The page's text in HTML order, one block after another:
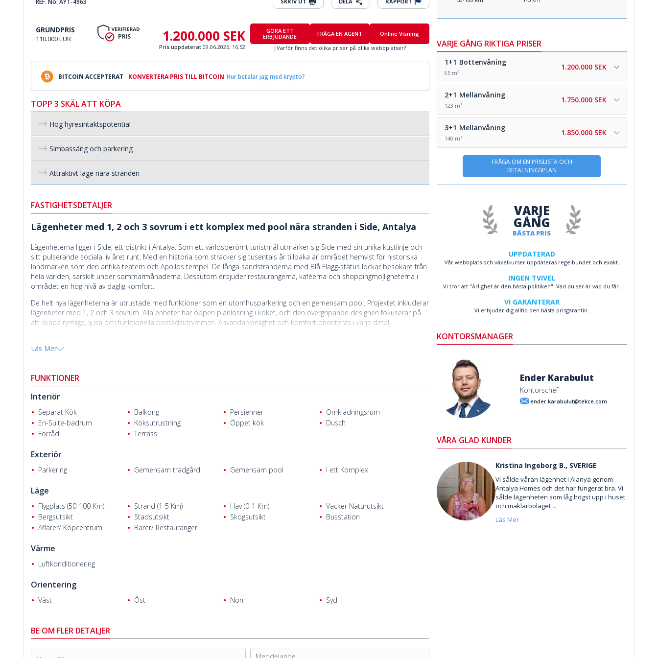
GRUNDPRIS
110.000 EUR 1.200.000 SEK
Pris uppdaterat 09.06.2026, 16.52
GÖRA ETT
ERBJUDANDE
FRÅGA EN AGENT
Online Visning
Varför finns det olika priser på olika webbplatser?
BITCOIN ACCEPTERAT KONVERTERA PRIS TILL BITCOIN Hur betalar jag med krypto?
VARJE GÅNG RIKTIGA PRISER
1+1 Bottenvåning
65 m²
1.200.000 SEK
2+1 Mellanvåning
123 m²
1.750.000 SEK
3+1 Mellanvåning
140 m²
1.850.000 SEK
FRÅGA OM EN PRISLISTA OCH
BETALNINGSPLAN
TOPP 3 SKÄL ATT KÖPA
Hög hyresintäktspotential
Simbassäng och parkering
Attraktivt läge nära stranden
FASTIGHETSDETALJER
Lägenheter med 1, 2 och 3 sovrum i ett komplex med pool nära stranden i Side, Antalya
Lägenheterna ligger i Side, ett distrikt i Antalya. Som ett världsberömt turistmål utmärker sig Side med sin unika kustlinje och
sitt pulserande sociala liv året runt. Med en historia som sträcker sig tusentals år tillbaka är området hemvist för historiska
landmärken som den antika teatern och Apollos tempel. De långa sandstränderna med Blå Flagg-status lockar besökare från
hela världen, särskilt under sommarmånaderna. Dessutom erbjuder restaurangerna, kaféerna och shoppingmöjligheterna i
området en hög nivå av daglig komfort.
De helt nya lägenheterna är utrustade med funktioner som en utomhusparkering och en gemensam pool. Projektet inkluderar
lägenheter med 1, 2 och 3 sovrum. Alla enheter har öppen planlösning i köket, och den övergripande designen fokuserar på
att skapa rymliga, ljusa och funktionella bostadsutrymmen. Användarvänlighet och komfort prioriteras i varje detalj.
tanke på den höga hyresefterfrågan i området. Dessutom är projektet också ett attraktivt val för livsstilsköpare tack vare den
Lägenheterna till salu i Side, Antalya
banker, sjukhus och apotek. De gyllene sandstränderna med blå flagg i regionen kan också nås på kort tid. Dessutom ligger
Sides antika stad 3 km bort, Manavgats centrum ligger 5,2 km och Antalyas internationella flygplats ligger 61 km bort.
Läs Mer
FUNKTIONER
Interiör
Separat Kök Balkong Persienner
Omklädningsrum
En-Suite-badrum
Köksutrustning Öppet kök
Dusch
Förråd
Terrass
Exteriör
Parkering Gemensam trädgård Gemensam pool I ett Komplex
Läge
Flygplats (50-100 Km) Strand (1-5 Km) Hav (0-1 Km)
Vacker Naturutsikt
Bergsutsikt
Stadsutsikt Skogsutsikt
Busstation
Affärer/ Köpcentrum
Barer/ Restauranger
Värme
Luftkonditionering
Orientering
Väst Öst Norr Syd
BÄSTA PRIS
VARJE
GÅNG
UPPDATERAD
Vår webbplats och växelkurser uppdateras regelbundet och exakt.
INGEN TVIVEL
Vi tror att "Ärlighet är den bästa politiken". Vad du ser är vad du får.
VI GARANTERAR
Vi erbjuder dig alltid den bästa prisgarantin.
KONTORSMANAGER
Ender Karabulut
Kontorschef
ender.karabulut@tekce.com
VÅRA GLAD KUNDER
Kristina Ingeborg B.
Kristina Ingeborg B., SVERIGE
Vi sålde våran lägenhet i Alanya genom
Antalya Homes och det har fungerat bra. Vi
sålde lägenheten som låg högst upp i huset
och mäklarbolaget ...
Läs Mer
BE OM FLER DETALJER